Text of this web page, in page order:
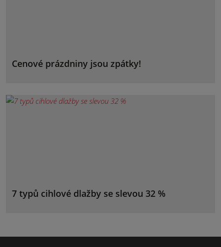
Cenové prázdniny jsou zpátky!
7 typů cihlové dlažby se slevou 32 %